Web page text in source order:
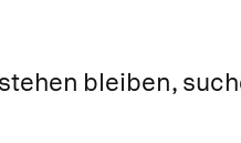
bleiben,